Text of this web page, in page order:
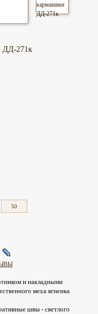
ДД-271к
50
и накладными
меха ягненка
швы - светлого